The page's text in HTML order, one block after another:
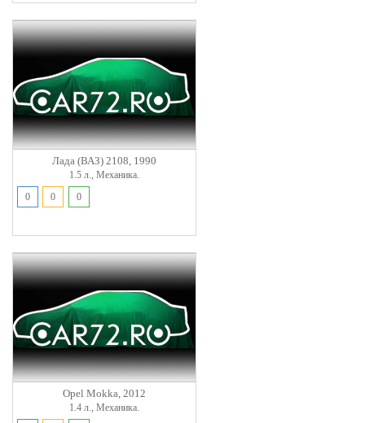
Лада (ВАЗ) 2108, 1990
1.5 л., Механика.
0
0 0
Opel Mokka, 2012
1.4 л., Механика.